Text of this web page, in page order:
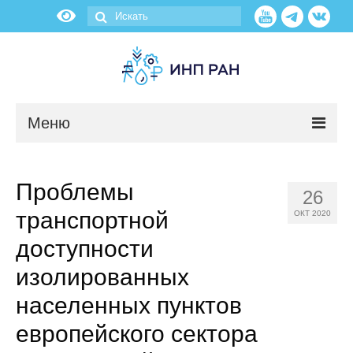
Меню
О нас
Об институте
Научные подразделения
Администрация
26
ОКТ 2020
Проблемы
транспортной
доступности
изолированных
населенных пунктов
европейского сектора